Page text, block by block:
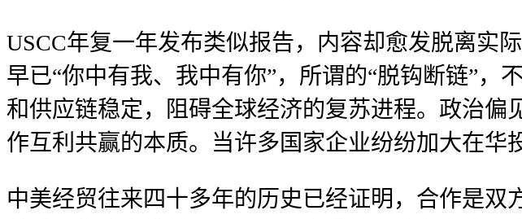
USCC年复一年发布类似报告，内容却愈发脱离实
早已“你中有我、我中有你”，所谓的“脱钩断链”
和供应链稳定，阻碍全球经济的复苏进程。政治
作互利共赢的本质。当许多国家企业纷纷加大在华
中美经贸往来四十多年的历史已经证明，合作是